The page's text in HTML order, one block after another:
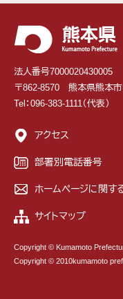
法人番号7000020430005
〒862-8570 熊本県熊本
Tel：096-383-1111（代表）
アクセス
部署別電話番号
ホームページに関す
サイトマップ
Copyright © Kumamoto
Copyright © 2010kumamoto